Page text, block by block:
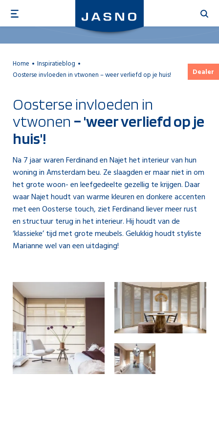
naar
de
gaan
Dealer
Home
Inspiratieblog
Oosterse invloeden in vtwonen – weer verliefd op je huis!
Oosterse invloeden in
vtwonen – 'weer verliefd op je
huis'!
Na 7 jaar waren Ferdinand en Najet het interieur van hun
woning in Amsterdam beu. Ze slaagden er maar niet in om
het grote woon- en leefgedeelte gezellig te krijgen. Daar
waar Najet houdt van warme kleuren en donkere accenten
met een Oosterse touch, ziet Ferdinand liever meer rust
en structuur terug in het interieur. Hij houdt van de
‘klassieke’ tijd met grote meubels. Gelukkig houdt styliste
Marianne wel van een uitdaging!